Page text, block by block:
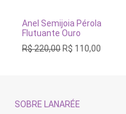
VER OPÇÕES
tem
várias
As
na
página
Anel Semijoia Pérola
Flutuante Ouro
R$220,00OR$ 110,00
SOBRE LANARÉE